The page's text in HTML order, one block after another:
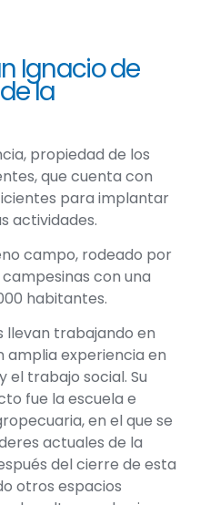
Ignacio de
la
propiedad de los
que cuenta con
para implantar
actividades.
campo, rodeado por
con una
habitantes.
llevan trabajando en
amplia experiencia en
el trabajo social. Su
fue la escuela e
en el que se
actuales de la
del cierre de esta
otros espacios